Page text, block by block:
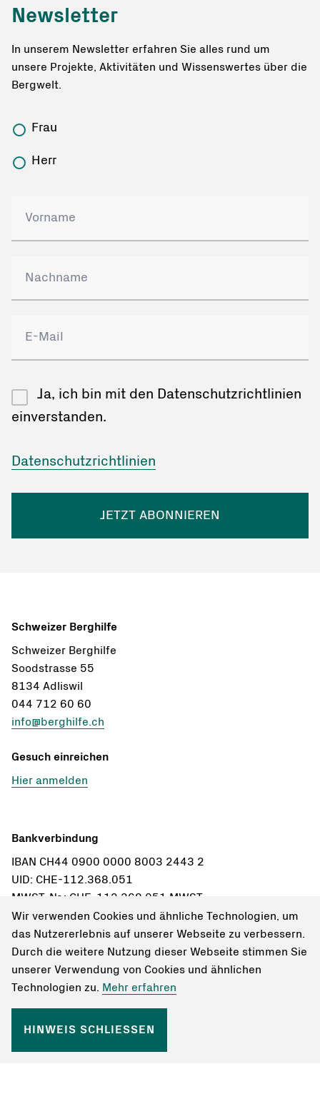
Newsletter
In unserem Newsletter erfahren Sie alles rund um
unsere Projekte, Aktivitäten und Wissenswertes über die
Bergwelt.
Frau
Herr
Ja, ich bin mit den Datenschutzrichtlinien
einverstanden.
Datenschutzrichtlinien
JETZT ABONNIEREN
Schweizer Berghilfe
Schweizer Berghilfe
Soodstrasse 55
8134 Adliswil
044 712 60 60
info@berghilfe.ch
Gesuch einreichen
Hier anmelden
Bankverbindung
IBAN CH44 0900 0000 8003 2443 2
UID: CHE-112.368.051
MWST-Nr.: CHE-112.368.051 MWST
Einzahlungsschein bestellen
Bleiben Sie informiert
Wir verwenden Cookies und ähnliche Technologien, um
das Nutzererlebnis auf unserer Webseite zu verbessern.
Durch die weitere Nutzung dieser Webseite stimmen Sie
unserer Verwendung von Cookies und ähnlichen
Technologien zu. Mehr erfahren
HINWEIS SCHLIESSEN